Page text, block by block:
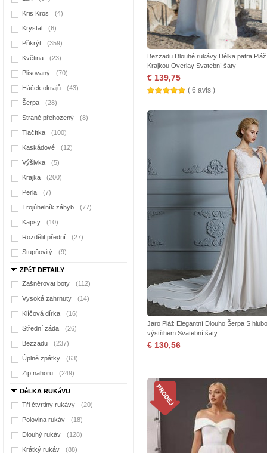
Kris Kros (4)
Krystal (6)
Přikrýt (359)
Květina (23)
Plisovaný (70)
Háček okrajů (43)
Šerpa (28)
Straně přehozený (8)
Tlačítka (100)
Kaskádové (12)
Výšivka (5)
Krajka (200)
Perla (7)
Trojúhelník záhyb (77)
Kapsy (10)
Rozdělit přední (27)
Stupňovitý (9)
ZPěT DETAILY
Zašněrovat boty
(112)
Vysoká zahrnuty (14)
Klíčová dírka (16)
Střední záda (26)
Bezzadu (237)
Úplně zpátky (63)
Zip nahoru (249)
DéLKA RUKáVU
Tři čtvrtiny rukávy
(20)
Polovina rukáv (18)
Dlouhý rukáv (128)
Krátký rukáv (88)
Bezzadu Dlouhé rukávy Délka patra
Krajkou Overlay Svatební šaty
€ 139,75
( 6 avis )
Jaro Pláž Elegantní Dlouho Šerpa S
výstřihem Svatební šaty
€ 130,56